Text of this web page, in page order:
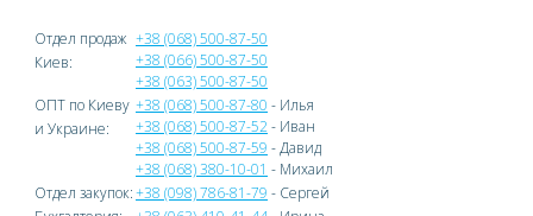
Отдел продаж
Киев:
+38 (068) 500-87-50
+38 (066) 500-87-50
+38 (063) 500-87-50
ОПТ по Киеву
и Украине:
+38 (068) 500-87-80 - Илья
+38 (068) 500-87-52- Иван
+38 (068) 500-87-59 - Давид
+38 (068) 380-10-01 - Михаил
Отдел закупок:+38 (098) 786-81-79 - Сергей